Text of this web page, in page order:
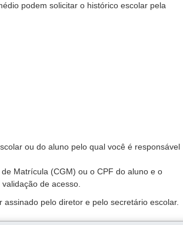
podem solicitar o histórico escolar pela
ou do aluno pelo qual você é responsável
Matrícula (CGM) ou o CPF do aluno e o
de acesso.
pelo diretor e pelo secretário escolar.